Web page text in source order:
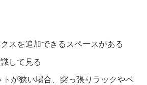
クスを追加できるスペースがある
して見る
トが狭い場合、突っ張りラックやベ